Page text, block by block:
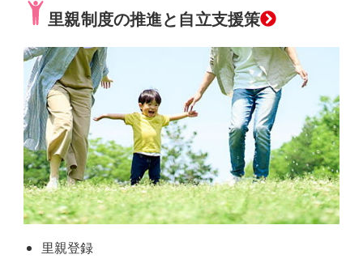
里親制度の推進と自立支援策
里親登録
グ
ー
プ
リ
ン
ク